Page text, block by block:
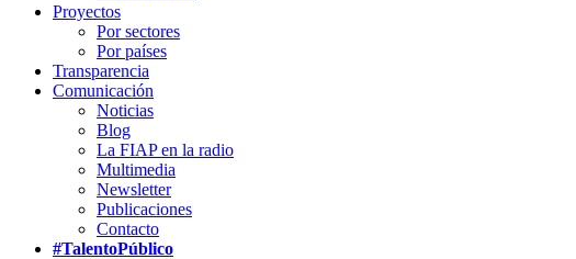
Proyectos
Por sectores
Por países
Transparencia
Comunicación
Noticias
Blog
La FIAP en la radio
Multimedia
Newsletter
Publicaciones
Contacto
#TalentoPúblico